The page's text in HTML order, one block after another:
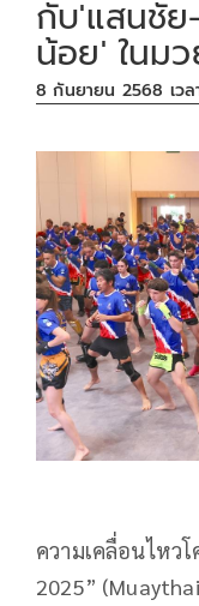
กับ'แสนชั
น้อย' ในม
8 กันยายน 2568 เวล
ความเคลื่อนไหวโ
2025”